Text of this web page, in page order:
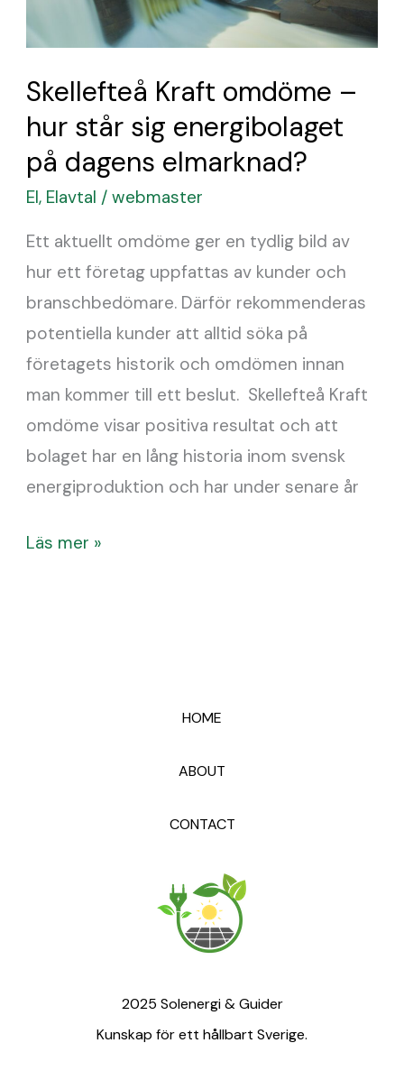
Skellefteå Kraft omdöme –
hur står sig energibolaget
på dagens elmarknad?
El, Elavtal /webmaster
Ett aktuellt omdöme ger en tydlig bild av
hur ett företag uppfattas av kunder och
branschbedömare. Därför rekommenderas
potentiella kunder att alltid söka på
företagets historik och omdömen innan
man kommer till ett beslut. Skellefteå Kraft
omdöme visar positiva resultat och att
bolaget har en lång historia inom svensk
energiproduktion och har under senare år
energibolaget
dagens
elmarknad?
Läs mer »
HOME
ABOUT
CONTACT
2025 Solenergi & Guider
Kunskap för ett hållbart Sverige.